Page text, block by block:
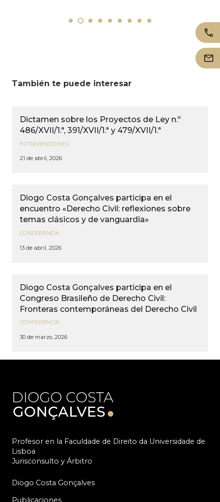
También te puede interesar
Dictamen sobre los Proyectos de Ley n.º
486/XVII/1.ª, 391/XVII/1.ª y 479/XVII/1.ª
INTERVENCIONES
21 de abril, 2026
Diogo Costa Gonçalves participa en el
encuentro «Derecho Civil: reflexiones sobre
temas clásicos y de vanguardia»
CONFERENCIA
13 de abril, 2026
Diogo Costa Gonçalves participa en el
Congreso Brasileño de Derecho Civil:
Fronteras contemporáneas del Derecho Civil
CONFERENCIA
30 de marzo, 2026
Profesor en la Faculdade de Direito da Universidade de
Lisboa
Jurisconsulto y Árbitro
Diogo Costa Gonçalves
Publicaciones